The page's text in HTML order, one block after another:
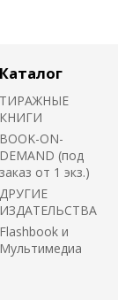
Каталог
ТИРАЖНЫЕ
КНИГИ
BOOK-ON-
DEMAND (под
заказ от 1 экз.)
ДРУГИЕ
ИЗДАТЕЛЬСТВА
Flashbook и
Мультимедиа